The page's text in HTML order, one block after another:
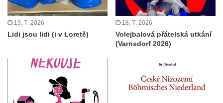
19. 7. 2026
Lidi jsou lidi (i v Loretě)
18. 7. 2026
Volejbalová přátelská utkání
(Varnsdorf 2026)